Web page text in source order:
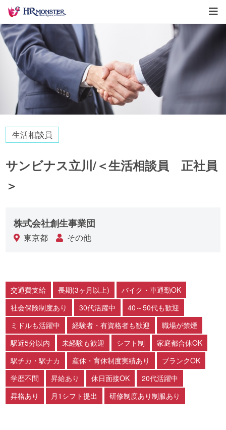
生活相談員
サンビナス立川/＜生活相談員 正社員
＞
株式会社創生事業団
東京都 その他
交通費支給 長期(3ヶ月以上)
バイク・車通勤OK
社会保険制度あり
30代活躍中
40～50代も歓迎
ミドルも活躍中
経験者・有資格者も歓迎
職場が禁煙
駅近5分以内
未経験も歓迎 シフト制
家庭都合休OK
駅チカ・駅ナカ
産休・育休制度実績あり
ブランクOK
学歴不問
昇給あり 休日面接OK
20代活躍中
昇格あり
月1シフト提出 研修制度あり制服あり